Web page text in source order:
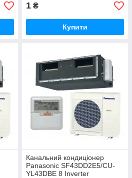
1 ₴
Купити
Канальний кондиціонер
Panasonic SF43DD2E5/CU-
YL43DBE 8 Inverter